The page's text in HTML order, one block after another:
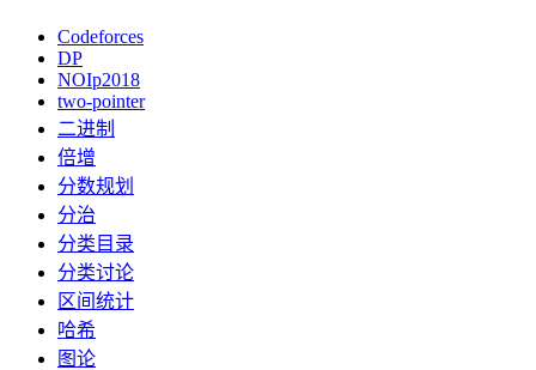
Codeforces
DP
NOIp2018
two-pointer
二进制
倍增
分数规划
分治
分类目录
分类讨论
区间统计
哈希
图论